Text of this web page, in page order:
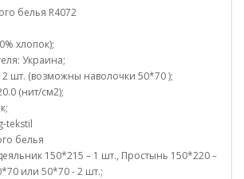
белья R4072
хлопок);
Украина;
шт. (возможны наволочки 50*70 );
(нит/см2);
tekstil
белья
150*215 – 1 шт., Простынь 150*220 –
или 50*70 - 2 шт.;